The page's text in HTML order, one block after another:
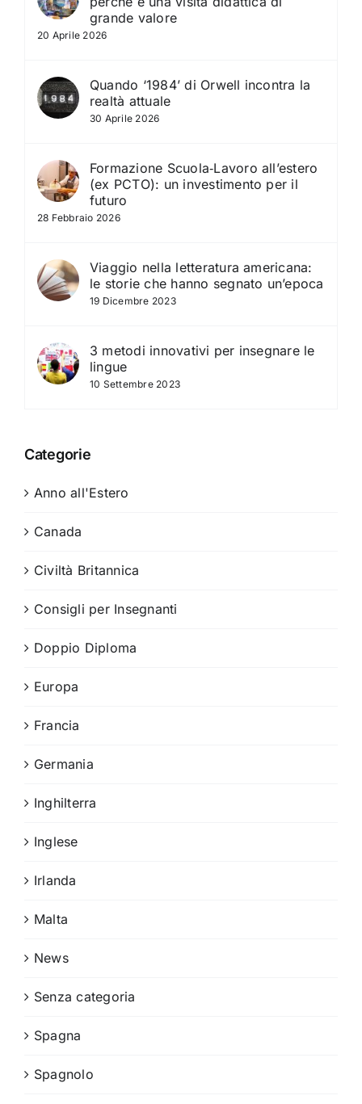
grande valore
20 Aprile 2026
Quando ‘1984’ di Orwell incontra la
realtà attuale
30 Aprile 2026
Formazione Scuola‑Lavoro all’estero
(ex PCTO): un investimento per il
futuro
28 Febbraio 2026
Viaggio nella letteratura americana:
le storie che hanno segnato un’epoca
19 Dicembre 2023
3 metodi innovativi per insegnare le
lingue
10 Settembre 2023
Categorie
Anno all'Estero
Canada
Civiltà Britannica
Consigli per Insegnanti
Doppio Diploma
Europa
Francia
Germania
Inghilterra
Inglese
Irlanda
Malta
News
Senza categoria
Spagna
Spagnolo